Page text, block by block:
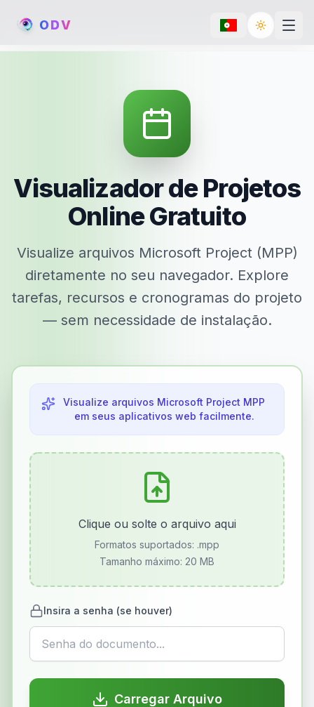
ODV Toggle
Visualizador de Projetos
Online Gratuito
Visualize arquivos Microsoft Project (MPP)
diretamente no seu navegador. Explore
tarefas, recursos e cronogramas do projeto
— sem necessidade de instalação.
Visualize arquivos Microsoft Project MPP
em seus aplicativos web facilmente.
Clique ou solte o arquivo aqui
Formatos suportados: .mpp
Tamanho máximo: 20 MB
Insira a senha (se houver)
Carregar Arquivo